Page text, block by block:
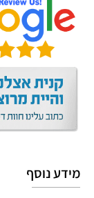
מידע נוסף